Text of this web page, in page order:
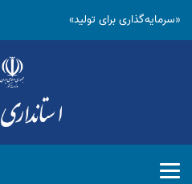
«سرمایه‌گذاری برای تولید»